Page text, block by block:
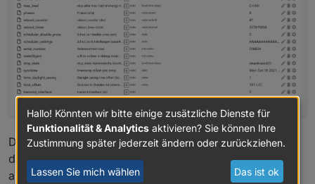
Du prüfst ob genug Strom da ist und ob ein Fahrzeug
dran hängt, wenn ja, dann stellst Du "allow_charging"
auf "1" (nicht "wahr") damit er loslegt, ansonsten auf
Hallo! Könnten wir bitte einige zusätzliche Dienste für
Funktionalität & Analytics aktivieren? Sie können Ihre
Zustimmung später jederzeit ändern oder zurückziehen.
Lassen Sie mich wählen Das ist ok